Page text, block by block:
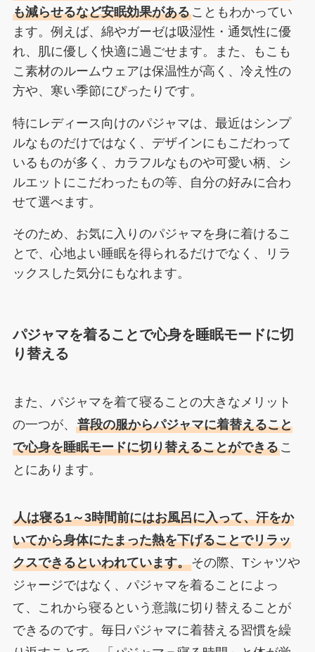
も減らせるなど安眠効果があることもわかってい
ます。例えば、綿やガーゼは吸湿性・通気性に優
れ、肌に優しく快適に過ごせます。また、もこも
こ素材のルームウェアは保温性が高く、冷え性の
方や、寒い季節にぴったりです。
特にレディース向けのパジャマは、最近はシンプ
ルなものだけではなく、デザインにもこだわって
いるものが多く、カラフルなものや可愛い柄、シ
ルエットにこだわったもの等、自分の好みに合わ
せて選べます。
そのため、お気に入りのパジャマを身に着けるこ
とで、心地よい睡眠を得られるだけでなく、リラ
ックスした気分にもなれます。
パジャマを着ることで心身を睡眠モードに切
り替える
また、パジャマを着て寝ることの大きなメリット
の一つが、 普段の服からパジャマに着替えること
で心身を睡眠モードに切り替えることができるこ
とにあります。
人は寝る1～3時間前にはお風呂に入って、汗をか
いてから身体にたまった熱を下げることでリラッ
クスできるといわれています。その際、Tシャツや
ジャージではなく、パジャマを着ることによっ
て、これから寝るという意識に切り替えることが
できるのです。毎日パジャマに着替える習慣を繰